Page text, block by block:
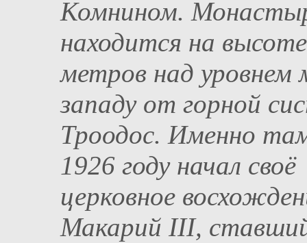
Комнином.
находится на
метров над уровнем
западу от горной
Троодос. Именно
1926 году начал своё
церковное
Макарий III,